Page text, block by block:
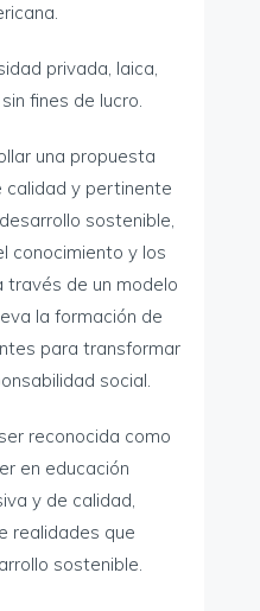
privada, laica,
fines de lucro.
una propuesta
calidad y pertinente
sostenible,
conocimiento y los
través de un modelo
la formación de
para transformar
social.
reconocida como
en educación
y de calidad,
realidades que
sostenible.